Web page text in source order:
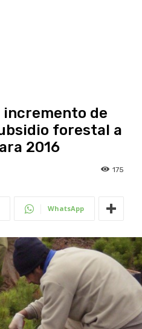
incremento de
forestal a
2016
175
WhatsApp